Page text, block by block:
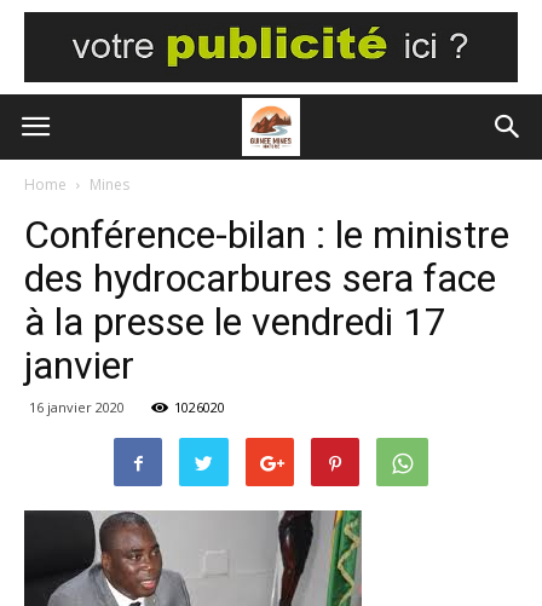
Home Mines
Conférence-bilan : le ministre
des hydrocarbures sera face
à la presse le vendredi 17
janvier
16 janvier 2020 1026020